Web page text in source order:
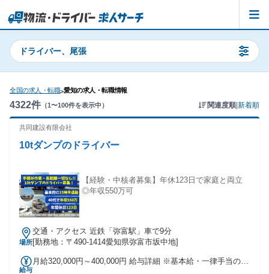
ドライバー、尾張
全国の求人・転職>愛知の求人・転職情報
4322件 （1〜100件を表示中） 関連度順 新着順
共同建設有限会社
10tダンプのドライバー
【経験・中核者募集】年休123日で家庭と両立
◎年収550万可
場所
交通・アクセス 近鉄「弥富駅」車で9分
[勤務地：〒490-1414愛知県弥富市坂中地]
給与
月給320,000円～400,000円 給与詳細 ※基本給・一律手当の総